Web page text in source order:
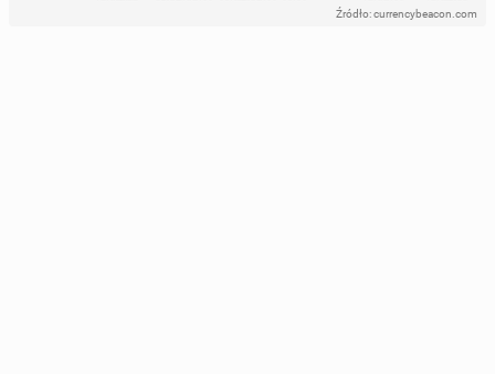
Źródło: currencybeacon.com